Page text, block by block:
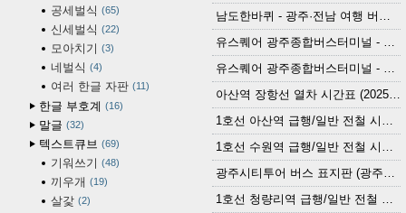
공세벌식 65
신세벌식 22
모아치기 3
네벌식 4
여러 한글 자판 11
한글 부호계 16
말글 32
텍스트큐브 69
기워쓰기 48
끼우개 19
살갗 2
남도한바퀴 - 광주·전남 여행 버스 노선 (2026.3.1~5.31)
유스퀘어 광주종합버스터미널 - 곡성,순천／화순,보성,율포 방면 시외버스 시간표 (2026.1.31)
유스퀘어 광주종합버스터미널 - 담양, 순창, 남원, 무주, 장수, 거창, 대구 방면 시외버스 시간표 (2026...
아산역 장항선 열차 시간표 (2025.12.30 기준) (무궁화호, ITX-마음, 새마을호, 서해금빛열차)
1호선 아산역 급행/일반 전철 시간표 (2025.12.30~)
1호선 수원역 급행/일반 전철 시간표 (2025.12.30~)
광주시티투어 버스 표지판 (광주역 정류장) (2024?)
1호선 청량리역 급행/일반 전철 시간표 · 노선도 (2025.12.30~)